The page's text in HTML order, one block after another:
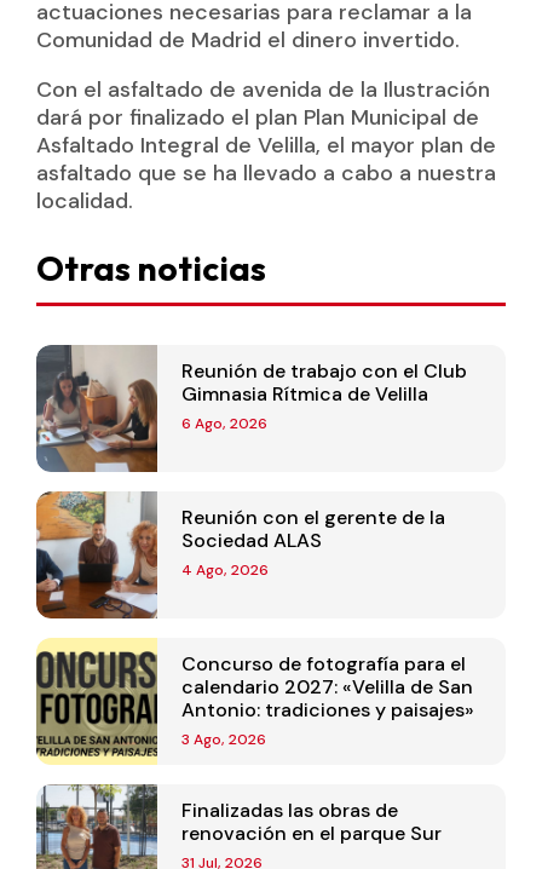
actuaciones necesarias para reclamar a la
Comunidad de Madrid el dinero invertido.
Con el asfaltado de avenida de la Ilustración
dará por finalizado el plan Plan Municipal de
Asfaltado Integral de Velilla, el mayor plan de
asfaltado que se ha llevado a cabo a nuestra
localidad.
Otras noticias
Reunión de trabajo con el Club
Gimnasia Rítmica de Velilla
6 Ago, 2026
Reunión con el gerente de la
Sociedad ALAS
4 Ago, 2026
Concurso de fotografía para el
calendario 2027: «Velilla de San
Antonio: tradiciones y paisajes»
3 Ago, 2026
Finalizadas las obras de
renovación en el parque Sur
31 Jul, 2026